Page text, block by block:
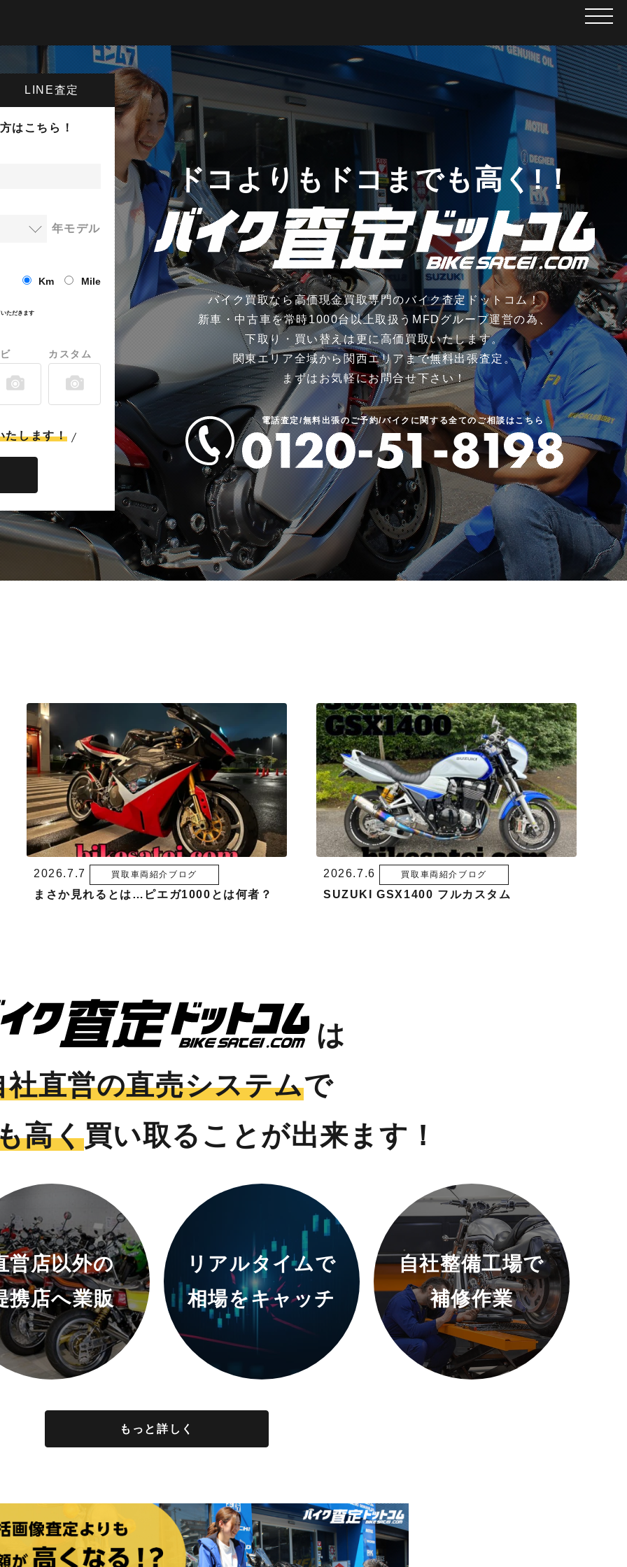
メニ
ドコよりもドコまでも高く!！
バイク買取なら高価現金買取専門のバイク査定ドットコム！
新車・中古車を常時1000台以上取扱うMFDグループ運営の為、
下取り・買い替えは更に高価買取いたします。
関東エリア全域から関西エリアまで無料出張査定。
まずはお気軽にお問合せ下さい！
電話査定/無料出張のご予約/バイクに関する全てのご相談はこちら
LINE査定
はこちら！
年モデル
Km Mile
ただきます
カスタム
たします！
2026.7.7 買取車両紹介ブログ
まさか見れるとは…ピエガ1000とは何者？
2026.7.6 買取車両紹介ブログ
SUZUKI GSX1400 フルカスタム
は
社直営の直売システムで
高く買い取ることが出来ます！
営店以外の
携店へ業販
リアルタイムで
相場をキャッチ
自社整備工場で
補修作業
もっと詳しく